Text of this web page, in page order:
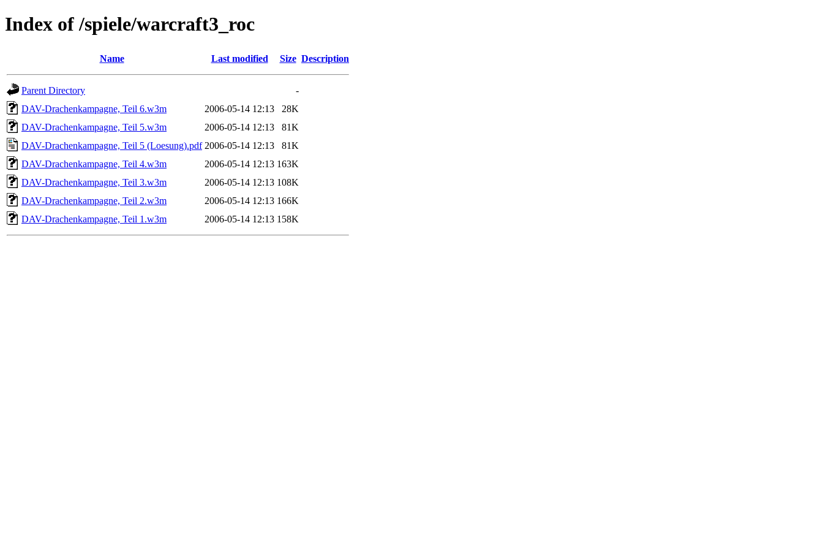
Index of /spiele/warcraft3_roc
Name Last modified Size Description
Parent Directory
-
DAV-Drachenkampagne, Teil 6.w3m
2006-05-14 12:13
28K
DAV-Drachenkampagne, Teil 5.w3m
2006-05-14 12:13
81K
DAV-Drachenkampagne, Teil 5 (Loesung).pdf 2006-05-14 12:13
81K
DAV-Drachenkampagne, Teil 4.w3m
2006-05-14 12:13 163K
DAV-Drachenkampagne, Teil 3.w3m
2006-05-14 12:13 108K
DAV-Drachenkampagne, Teil 2.w3m
2006-05-14 12:13 166K
DAV-Drachenkampagne, Teil 1.w3m
2006-05-14 12:13 158K